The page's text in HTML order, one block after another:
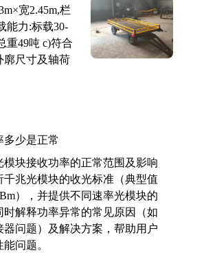
宽2.45m,栏
能力:标载30-
重49吨 c)符合
廓尺寸及轴荷
多少是正常
模块接收功率的正常范围及影响
千兆光模块的收光标准（典型值
），并提供不同速率光模块的
时解释功率异常的常见原因（如
器问题）及解决方案，帮助用户
问题。